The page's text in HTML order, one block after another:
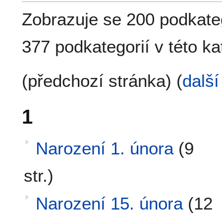
Zobrazuje se 200
377 podkategorií v této
(předchozí stránka) (
1
Narození 1. února (9
str.)
Narození 15. února (12